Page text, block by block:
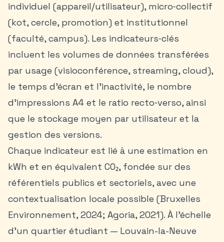
individuel (appareil/utilisateur), micro‑collectif
(kot, cercle, promotion) et institutionnel
(faculté, campus). Les indicateurs‑clés
incluent les volumes de données transférées
par usage (visioconférence, streaming, cloud),
le temps d’écran et l’inactivité, le nombre
d’impressions A4 et le ratio recto‑verso, ainsi
que le stockage moyen par utilisateur et la
gestion des versions.
Chaque indicateur est lié à une estimation en
kWh et en équivalent CO₂, fondée sur des
référentiels publics et sectoriels, avec une
contextualisation locale possible (Bruxelles
Environnement, 2024; Agoria, 2021). À l’échelle
d’un quartier étudiant — Louvain-la-Neuve